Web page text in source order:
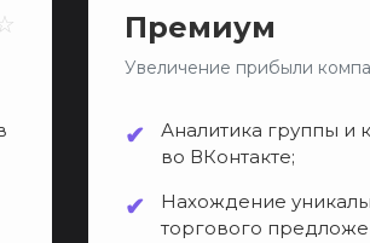
Премиум
Увеличение прибыли
Аналитика группы и
во ВКонтакте;
Нахождение
торгового